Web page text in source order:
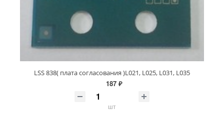
LSS 838( плата согласования )L021, L025, L031, L035
187 ₽
шт